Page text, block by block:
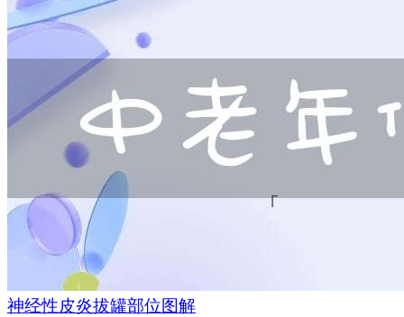
神经性皮炎拔罐部位图解